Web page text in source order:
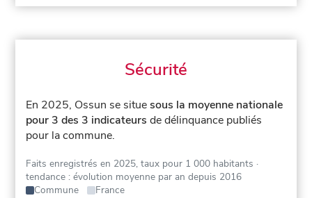
Sécurité
En 2025, Ossun se situesous la moyenne nationale
pour 3 des 3 indicateurs de délinquance publiés
pour la commune.
Faits enregistrés en 2025, taux pour 1 000 habitants ·
tendance : évolution moyenne par an depuis 2016
Commune
France